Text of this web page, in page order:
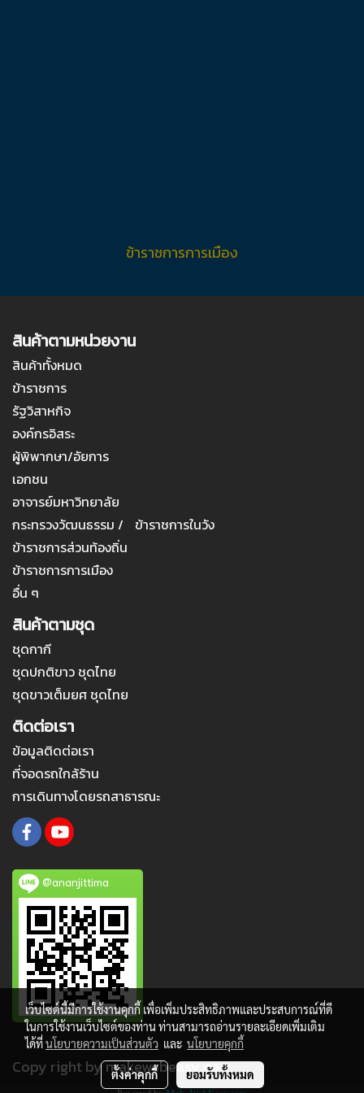
ข้าราชการการเมือง
สินค้าตามหน่วยงาน
สินค้าทั้งหมด
ข้าราชการ
รัฐวิสาหกิจ
องค์กรอิสระ
ผู้พิพากษา/อัยการ
เอกชน
อาจารย์มหาวิทยาลัย
กระทรวงวัฒนธรรม / ข้าราชการในวัง
ข้าราชการส่วนท้องถิ่น
ข้าราชการการเมือง
อื่น ๆ
สินค้าตามชุด
ชุดกากี
ชุดปกติขาว ชุดไทย
ชุดขาวเต็มยศ ชุดไทย
ติดต่อเรา
ข้อมูลติดต่อเรา
ที่จอดรถใกล้ร้าน
การเดินทางโดยรถสาธารณะ
@ananjittima
Copy right by makewebeasy.com
เว็บไซต์นี้มีการใช้งานคุกกี้ เพื่อเพิ่มประสิทธิภาพและประสบการณ์ที่ดี
ในการใช้งานเว็บไซต์ของท่าน ท่านสามารถอ่านรายละเอียดเพิ่มเติม
ได้ที่นโยบายความเป็นส่วนตัว และ นโยบายคุกกี้
ตั้งค่าคุกกี้ ยอมรับทั้งหมด